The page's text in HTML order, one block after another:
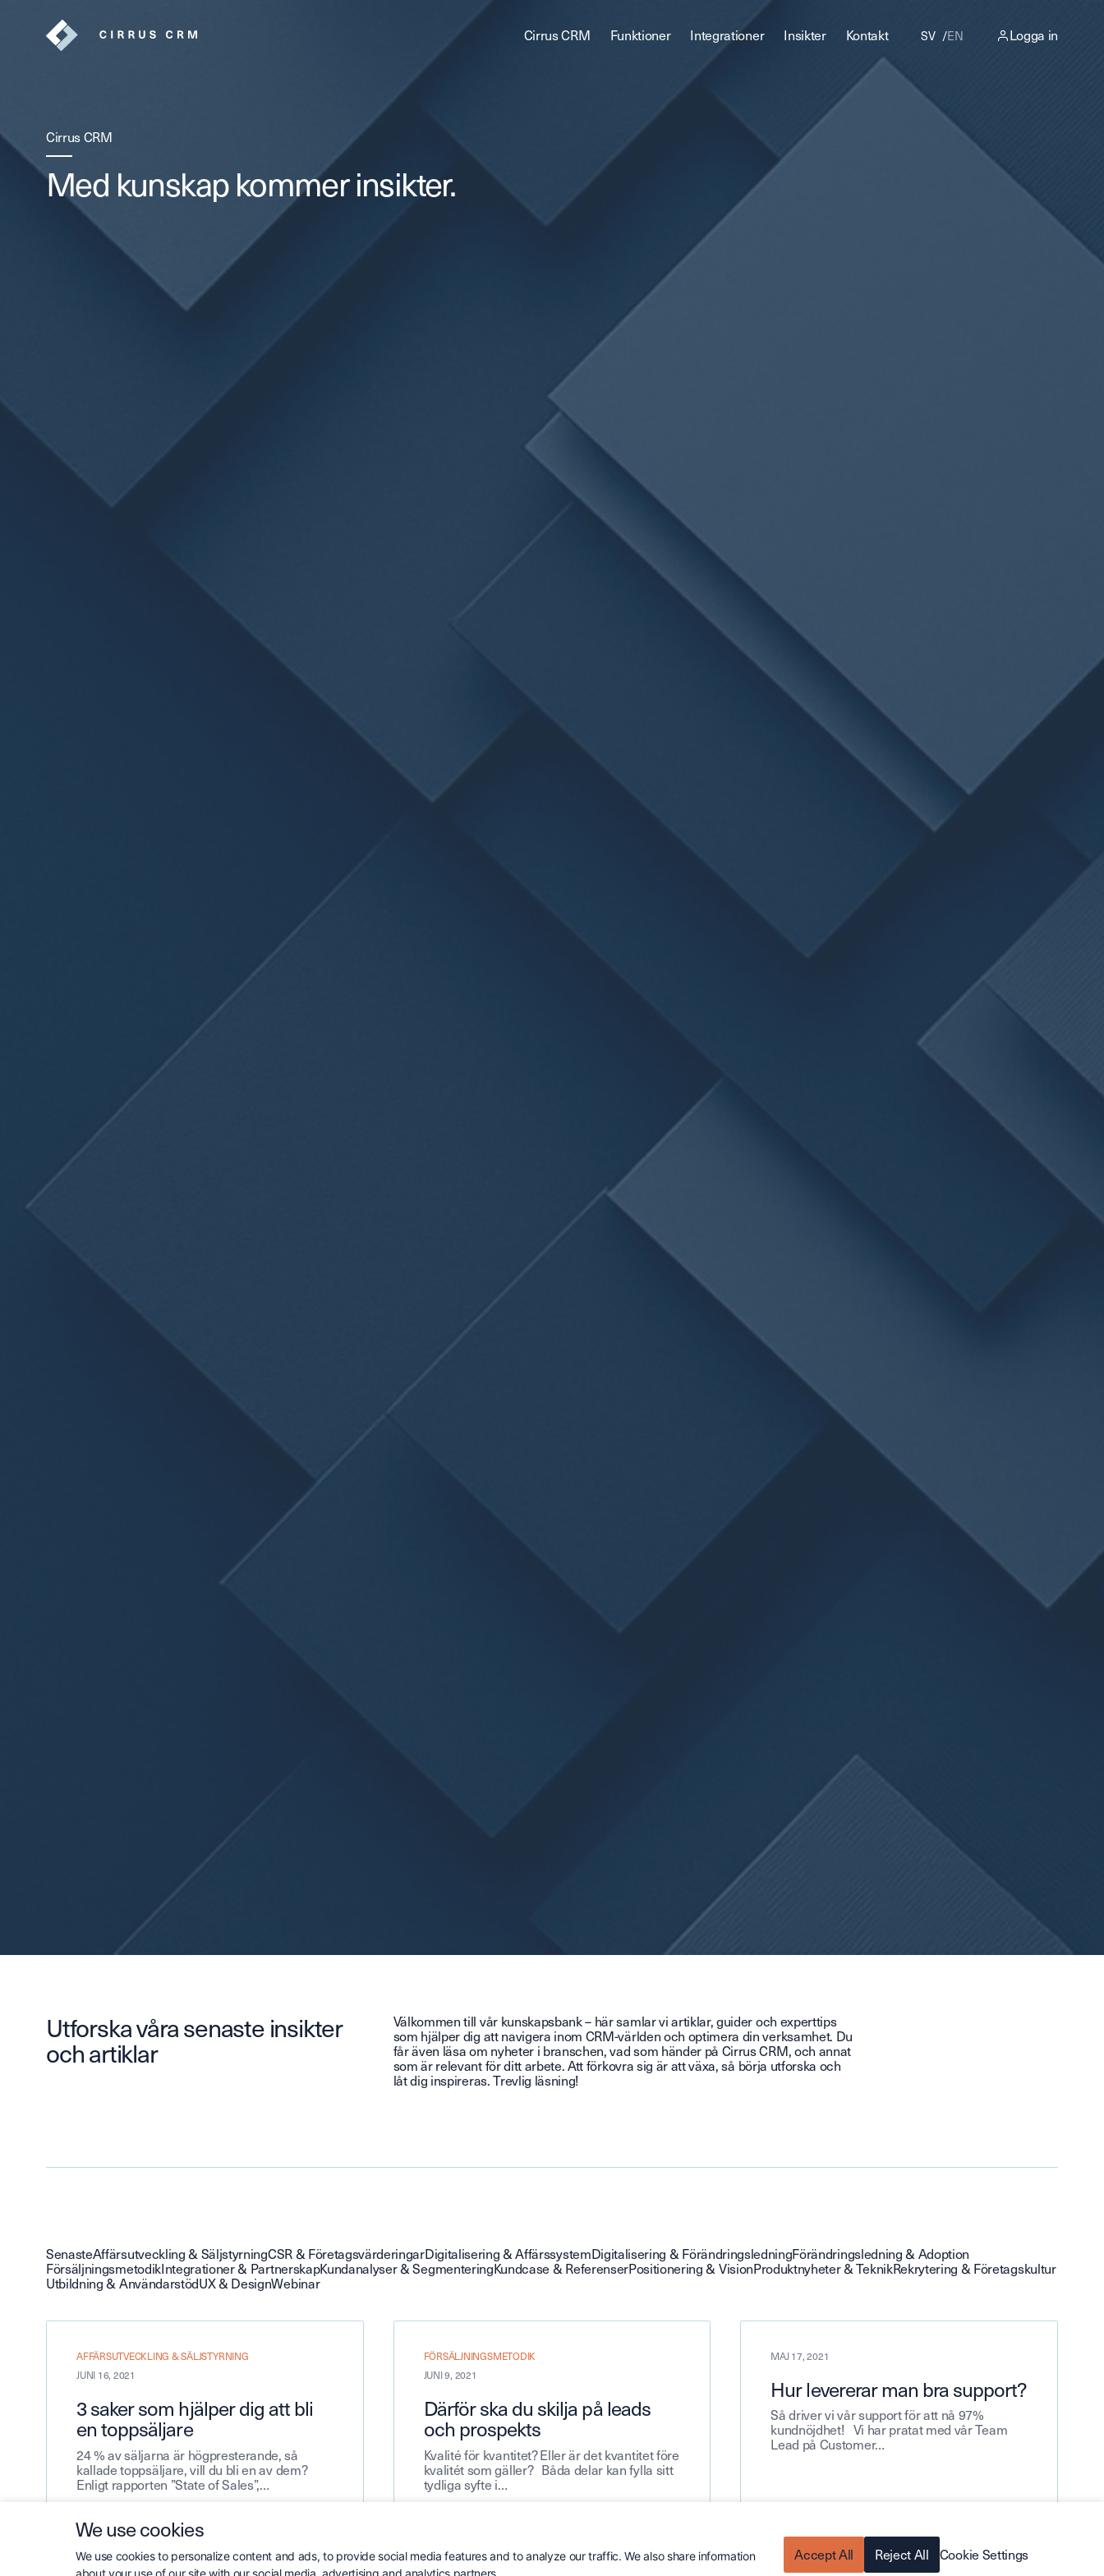
Cirrus CRM Funktioner Integrationer Insikter Kontakt SV EN Logga in
Cirrus CRM
Med kunskap kommer insikter.
Utforska våra senaste insikter
och artiklar
Välkommen till vår kunskapsbank – här samlar vi artiklar, guider och experttips
som hjälper dig att navigera inom CRM-världen och optimera din verksamhet. Du
får även läsa om nyheter i branschen, vad som händer på Cirrus CRM, och annat
som är relevant för ditt arbete. Att förkovra sig är att växa, så börja utforska och
låt dig inspireras. Trevlig läsning!
SenasteAffärsutveckling & SäljstyrningCSR & FöretagsvärderingarDigitalisering & AffärssystemDigitalisering & FörändringsledningFörändringsledning & Adoption
FörsäljningsmetodikIntegrationer & PartnerskapKundanalyser & SegmenteringKundcase & ReferenserPositionering & VisionProduktnyheter & TeknikRekrytering & Företagskultur
Utbildning & AnvändarstödUX & DesignWebinar
AFFÄRSUTVECKLING & SÄLJSTYRNING
JUNI 16, 2021
3 saker som hjälper dig att bli
en toppsäljare
24 % av säljarna är högpresterande, så
kallade toppsäljare, vill du bli en av dem?
Enligt rapporten ”State of Sales”,…
Läs mer
FÖRSÄLJNINGSMETODIK
JUNI 9, 2021
Därför ska du skilja på leads
och prospekts
Kvalité för kvantitet? Eller är det kvantitet före
kvalitét som gäller? Båda delar kan fylla sitt
tydliga syfte i…
Läs mer
MAJ 17, 2021
Hur levererar man bra support?
Så driver vi vår support för att nå 97%
kundnöjdhet! Vi har pratat med vår Team
Lead på Customer…
Läs mer
We use cookies
We use cookies to personalize content and ads, to provide social media features and to analyze our traffic. We also share information
about your use of our site with our social media, advertising and analytics partners.
Accept All Reject All Cookie Settings